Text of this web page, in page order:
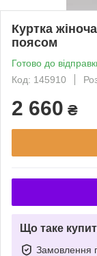
Куртка
поясом
Готово до
Код: 145910
2 660 ₴
Що таке
Замовлення